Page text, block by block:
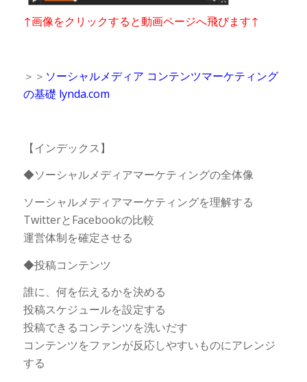
↑画像をクリックすると動画ページへ飛びます↑
＞＞ ソーシャルメディア コンテンツマーケティング
の基礎 lynda.com
【インデックス】
◆ソーシャルメディアマーケティングの全体像
ソーシャルメディアマーケティングを理解する
TwitterとFacebookの比較
運営体制を確定させる
◆投稿コンテンツ
誰に、何を伝えるかを決める
投稿スケジュールを設定する
投稿できるコンテンツを洗いだす
コンテンツをファンが反応しやすいものにアレンジ
する